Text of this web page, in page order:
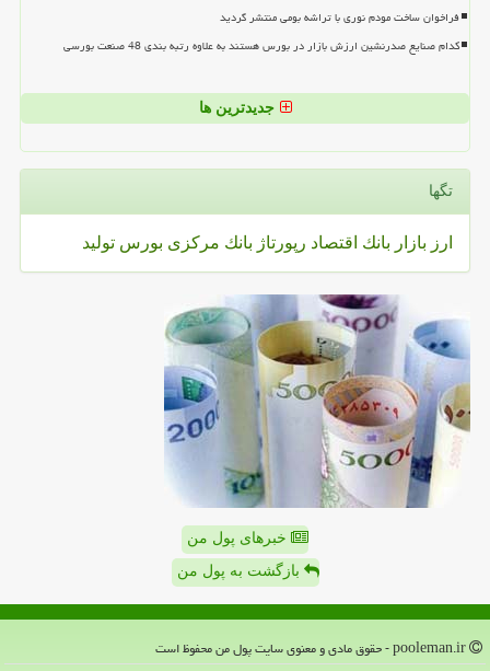
فراخوان ساخت مودم نوری با تراشه بومی منتشر گردید
کدام صنایع صدرنشین ارزش بازار در بورس هستند به علاوه رتبه بندی 48 صنعت بورسی
جدیدترین ها
تگها
ارز بازار بانك اقتصاد رپورتاژ بانك مركزی بورس تولید
خبرهای پول من
بازگشت به پول من